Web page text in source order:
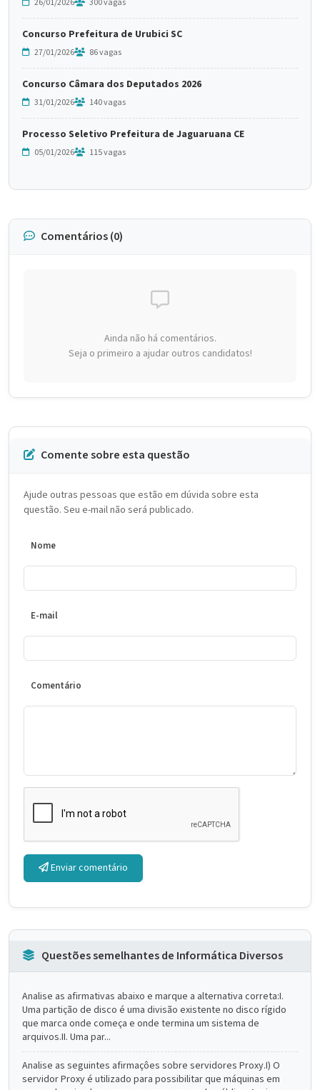
26/01/2026 300 vagas
Concurso Prefeitura de Urubici SC
27/01/2026 86 vagas
Concurso Câmara dos Deputados 2026
31/01/2026 140 vagas
Processo Seletivo Prefeitura de Jaguaruana CE
05/01/2026 115 vagas
Comentários (0)
Ainda não há comentários.
Seja o primeiro a ajudar outros candidatos!
Comente sobre esta questão
Ajude outras pessoas que estão em dúvida sobre esta
questão. Seu e-mail não será publicado.
Nome
E-mail
Comentário
Enviar comentário
Questões semelhantes de Informática Diversos
Analise as afirmativas abaixo e marque a alternativa correta:I.
Uma partição de disco é uma divisão existente no disco rígido
que marca onde começa e onde termina um sistema de
arquivos.II. Uma par...
Analise as seguintes afirmaçôes sobre servidores Proxy.I) O
servidor Proxy é utilizado para possibilitar que máquinas em